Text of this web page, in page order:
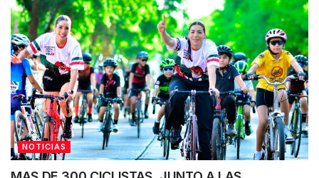
NOTICIAS